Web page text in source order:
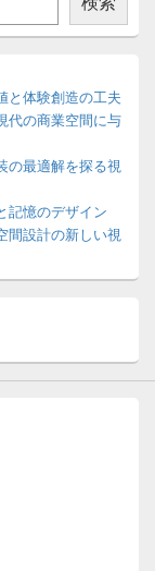
と体験創造の工夫
代の商業空間に与
の最適解を探る視
記憶のデザイン
間設計の新しい視